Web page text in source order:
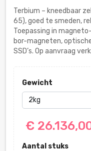
Terbium – kneedbaar
65), goed te smeden,
Toepassing in
bor-magneten,
SSD’s. Op aanvraag
Gewicht
€
Aantal stuks